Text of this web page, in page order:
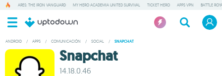
ARES: THE IRON VANGUARD MY HERO ACADEMIA UNITED SURVIVAL TICKET HERO APPS VPN BATTLE
ANDROID / APPS / COMUNICACIÓN / SOCIAL / SNAPCHAT
Snapchat
14.18.0.46